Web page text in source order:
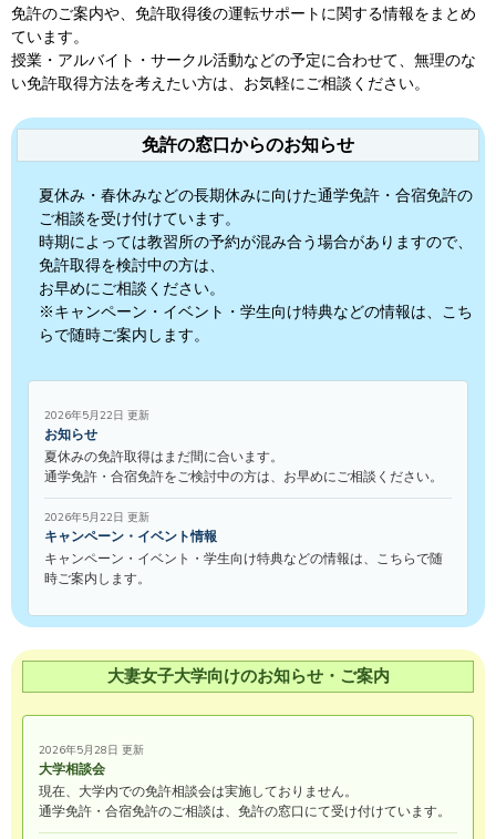
免許のご案内や、免許取得後の運転サポートに関する情報をまとめ
ています。
授業・アルバイト・サークル活動などの予定に合わせて、無理のな
い免許取得方法を考えたい方は、お気軽にご相談ください。
免許の窓口からのお知らせ
夏休み・春休みなどの長期休みに向けた通学免許・合宿免許の
ご相談を受け付けています。
時期によっては教習所の予約が混み合う場合がありますので、
免許取得を検討中の方は、
お早めにご相談ください。
※キャンペーン・イベント・学生向け特典などの情報は、こち
らで随時ご案内します。
2026年5月22日 更新
お知らせ
夏休みの免許取得はまだ間に合います。
通学免許・合宿免許をご検討中の方は、お早めにご相談ください。
2026年5月22日 更新
キャンペーン・イベント情報
キャンペーン・イベント・学生向け特典などの情報は、こちらで随
時ご案内します。
大妻女子大学向けのお知らせ・ご案内
2026年5月28日 更新
大学相談会
現在、大学内での免許相談会は実施しておりません。
通学免許・合宿免許のご相談は、免許の窓口にて受け付けています。